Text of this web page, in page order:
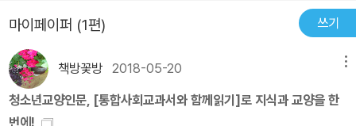
각도 든다.거기에 너무도 이 책을 권하고픈 대목.'프로젝트 하기' 코
너.주변 사람들이 생각하는 행복한 순간을 인터뷰하는 조사활동행복
에 관한 명언을 찾아서 개념도를 그려보는 그림 활동행복일기를 통해
행복의 의미 정리하기라는 논술 활동이 책을 아이와 슬로리딩으로 한
해를 잡고 천천히 행하며 읽어보고프게 만든 대목이 아닐수 없다.내
가 하면 나를 알아가는 시간이 되는 것이고아이와 함께 하면 아이의
시되었기에 아이들이 직접 활용해 보기에 부족함이 없어모듬활동으
로 활용해 보는것도 좋을꺼 같아요. 부록으로 함께 읽으면 좋은 책이
소개되는데요시간나면 틈틈히 읽어봐야겠어요.책 소개 해주면 너무
좋은거 같아요. 아이가 크기전에 엄마도 미리 많은 책을 읽어 놓으려
고 노력중인데 어떤책을 읽어야 할지 늘 고민인데 추천해 주신 책들
눈높이에서 질문을 던지며, 공부란 세상을 알아가는 방법을 배우기
위해 기존 지식을 이해하고 배우는 것 이상의 어떤 현상에 대해 의문
을 가지고 질문을 던지며 답을 찾아가는 방법을 배우는 것이 되어야
한다고 말한다. 또한, 역사의 흐름 속에서 변화하는 사회에 사는 현재
의 우리에게 통합사회이 중요한 이유는 '살아가면서 고려해야 할 중
권>에서는경제 흐름을 이해하고 나의 미래 설계하기- 시장경제와 금
융정의로운 사회는 어떻게 만들어지는가?- 사회정의와 불평등다양
한 문화 속에서 함께 살아가기- 문화와 다양성세계 속의 심화되는 갈
등과 평화를 위한 발걸음- 세계화와 평화다음 세대를 위한 우리의 선
택은 무엇인가?- 미래와 지속가능한 삶등 다양한 분야를 다룬다.이렇
게 2권의 내용까지 알 수 있는 건목차에 친절하게 2권의 내용을 설명
마이페이퍼 (1편) 쓰기
책방꽃방 2018-05-20
청소년교양인문, [통합사회교과서와 함께읽기]로 지식과 교양을 한
번에!